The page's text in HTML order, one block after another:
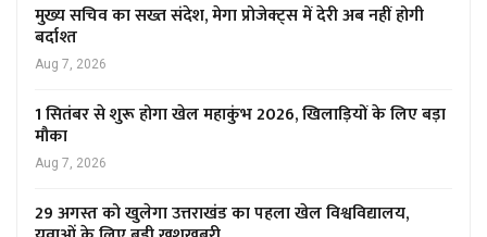
मुख्य सचिव का सख्त संदेश, मेगा प्रोजेक्ट्स में देरी अब नहीं होगी
बर्दाश्त
Aug 7, 2026
1 सितंबर से शुरू होगा खेल महाकुंभ 2026, खिलाड़ियों के लिए बड़ा
मौका
Aug 7, 2026
29 अगस्त को खुलेगा उत्तराखंड का पहला खेल विश्वविद्यालय,